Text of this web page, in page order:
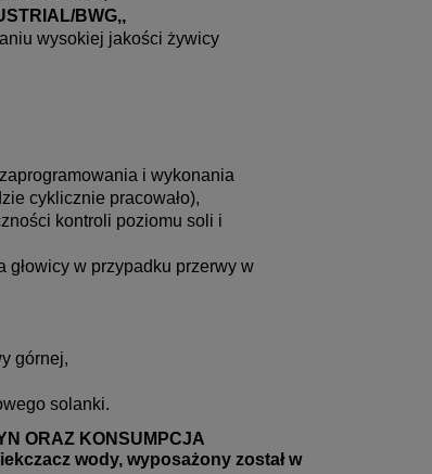
BWG,,
wysokiej jakości żywicy
i wykonania
cyklicznie pracowało),
kontroli poziomu soli i
w przypadku przerwy w
górnej,
solanki.
ORAZ KONSUMPCJA
wody, wyposażony został w